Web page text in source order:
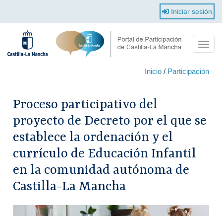
principal
Iniciar sesión
Inicio/ Participación
Proceso participativo del
proyecto de Decreto por el que se
establece la ordenación y el
currículo de Educación Infantil
en la comunidad autónoma de
Castilla-La Mancha